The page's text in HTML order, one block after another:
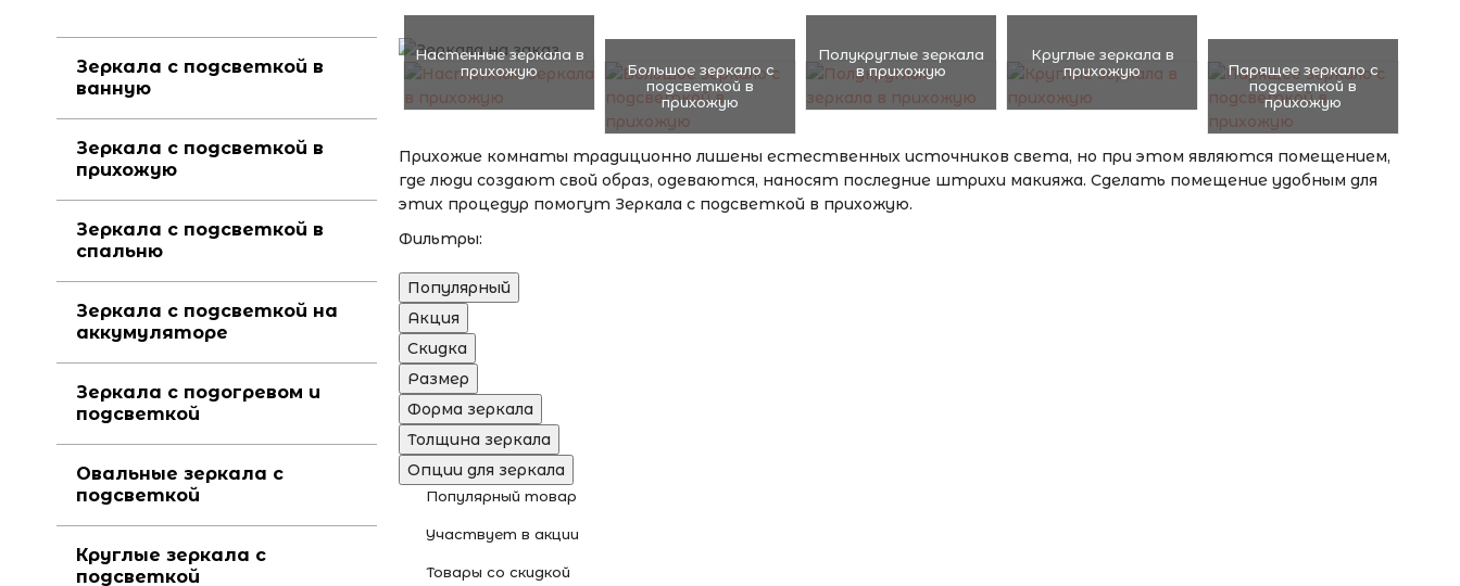
Зеркала с подсветкой в
ванную
Зеркала с подсветкой в
прихожую
Зеркала с подсветкой в
спальню
Зеркала с подсветкой на
аккумуляторе
Зеркала с подогревом и
подсветкой
Овальные зеркала с
подсветкой
Круглые зеркала с
подсветкой
Настенные зеркала в
прихожую
Большое зеркало с
подсветкой в
прихожую
Полукруглые зеркала
в прихожую
Круглые зеркала в
прихожую
Парящее зеркало с
подсветкой в
прихожую
Прихожие комнаты традиционно лишены естественных источников света, но при этом являются помещением,
где люди создают свой образ, одеваются, наносят последние штрихи макияжа. Сделать помещение удобным для
этих процедур помогут Зеркала с подсветкой в прихожую.
Фильтры:
Популярный
Акция
Скидка
Размер
Форма зеркала
Толщина зеркала
Опции для зеркала
Популярный товар
Участвует в акции
Товары со скидкой